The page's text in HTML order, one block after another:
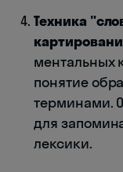
Техника
ментальных
понятие
терминами.
для
лексики.